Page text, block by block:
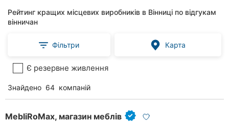
Рейтинг кращих місцевих виробників в Вінниці по відгукам
вінничан
Фільтри Карта
Є резервне живлення
Знайдено 64 компаній
MebliRoMax, магазин меблів